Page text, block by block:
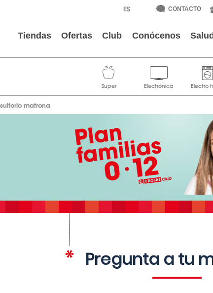
CONTACTO
Tiendas Ofertas Club Conócenos
matrona
Pregunta a tu